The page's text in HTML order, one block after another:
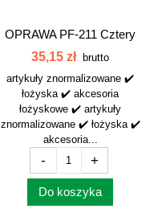
OPRAWA PF-211 Cztery
otwory...
35,15 zł brutto
artykuły znormalizowane ✔️
łożyska ✔️ akcesoria
łożyskowe ✔️ artykuły
znormalizowane ✔️ łożyska ✔️
akcesoria...
- +
Do koszyka